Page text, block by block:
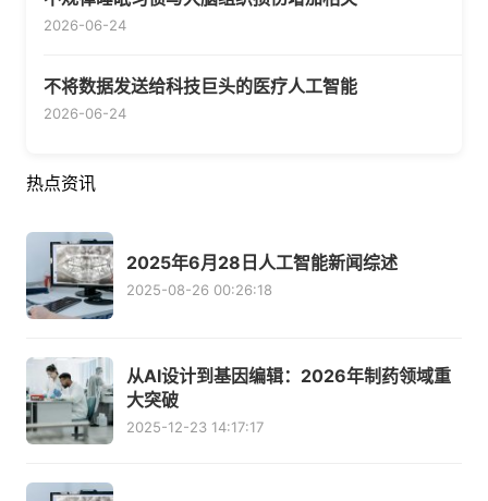
2026-06-24
不将数据发送给科技巨头的医疗人工智能
2026-06-24
热点资讯
2025年6月28日人工智能新闻综述
2025-08-26 00:26:18
从AI设计到基因编辑：2026年制药领域重
大突破
2025-12-23 14:17:17